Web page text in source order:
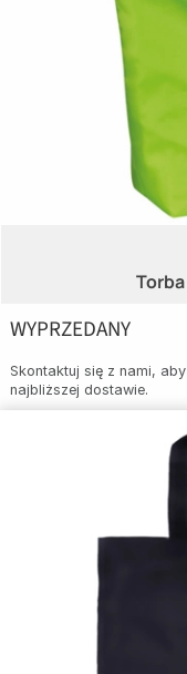
WYPRZEDANY
Skontaktuj się z nami,
najbliższej dostawie.